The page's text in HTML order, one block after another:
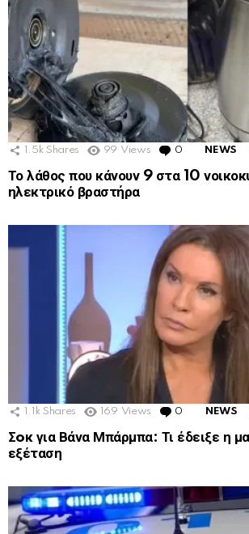
1.5k Shares 99 Views 0 Comments
NEWS
Το λάθος που κάνουν 9 στα 10
ηλεκτρικό βραστήρα
1.1k Shares 169 Views 0 Comments
NEWS
Σoκ για Βάνα Μπάρμπα: Τι έδειξε η
εξέταση